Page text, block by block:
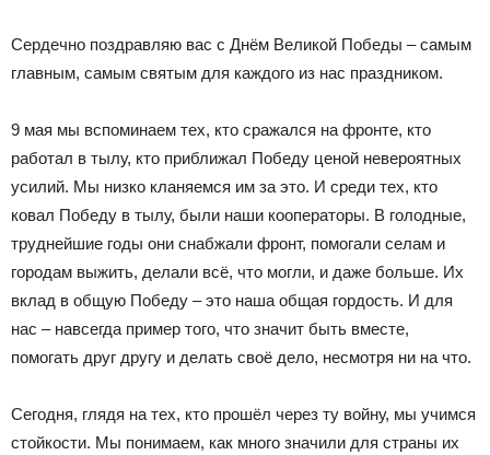
Сердечно поздравляю вас с Днём Великой Победы – самым
главным, самым святым для каждого из нас праздником.
9 мая мы вспоминаем тех, кто сражался на фронте, кто
работал в тылу, кто приближал Победу ценой невероятных
усилий. Мы низко кланяемся им за это. И среди тех, кто
ковал Победу в тылу, были наши кооператоры. В голодные,
труднейшие годы они снабжали фронт, помогали селам и
городам выжить, делали всё, что могли, и даже больше. Их
вклад в общую Победу – это наша общая гордость. И для
нас – навсегда пример того, что значит быть вместе,
помогать друг другу и делать своё дело, несмотря ни на что.
Сегодня, глядя на тех, кто прошёл через ту войну, мы учимся
стойкости. Мы понимаем, как много значили для страны их